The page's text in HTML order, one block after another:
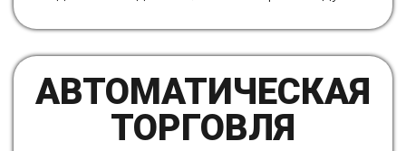
АВТОМАТИЧЕСКАЯ
ТОРГОВЛЯ